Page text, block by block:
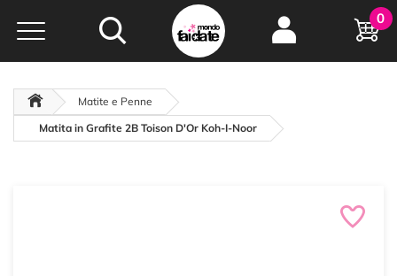
Hobby e
creatività...
0
Matite e Penne
Matita in Grafite 2B Toison D'Or Koh-I-Noor